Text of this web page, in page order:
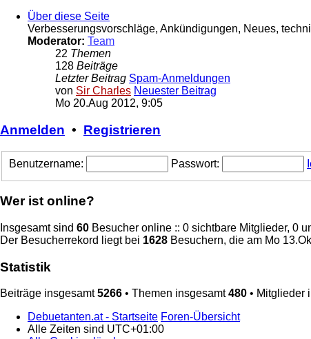
Über diese Seite
Verbesserungsvorschläge, Ankündigungen, Neues,
Moderator: Team
22 Themen
128 Beiträge
Letzter Beitrag Spam-Anmeldungen
von Sir Charles Neuester Beitrag
Mo 20.Aug 2012, 9:05
Anmelden • Registrieren
Benutzername: Passwort:
Wer ist online?
Insgesamt sind 60 Besucher online :: 0 sichtbare Mitglieder, 0
Der Besucherrekord liegt bei 1628 Besuchern, die am Mo
Statistik
Beiträge insgesamt5266 • Themen insgesamt480 • Mitglieder
Debuetanten.at - Startseite Foren-Übersicht
Alle Zeiten sind UTC+01:00